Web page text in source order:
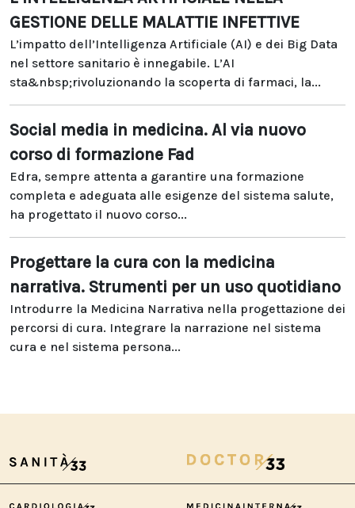
GESTIONE DELLE MALATTIE INFETTIVE
L’impatto dell’Intelligenza Artificiale (AI) e dei Big Data
nel settore sanitario è innegabile. L’AI
sta&nbsp;rivoluzionando la scoperta di farmaci, la...
Social media in medicina. Al via nuovo
corso di formazione Fad
Edra, sempre attenta a garantire una formazione
completa e adeguata alle esigenze del sistema salute,
ha progettato il nuovo corso...
Progettare la cura con la medicina
narrativa. Strumenti per un uso quotidiano
Introdurre la Medicina Narrativa nella progettazione dei
percorsi di cura. Integrare la narrazione nel sistema
cura e nel sistema persona...